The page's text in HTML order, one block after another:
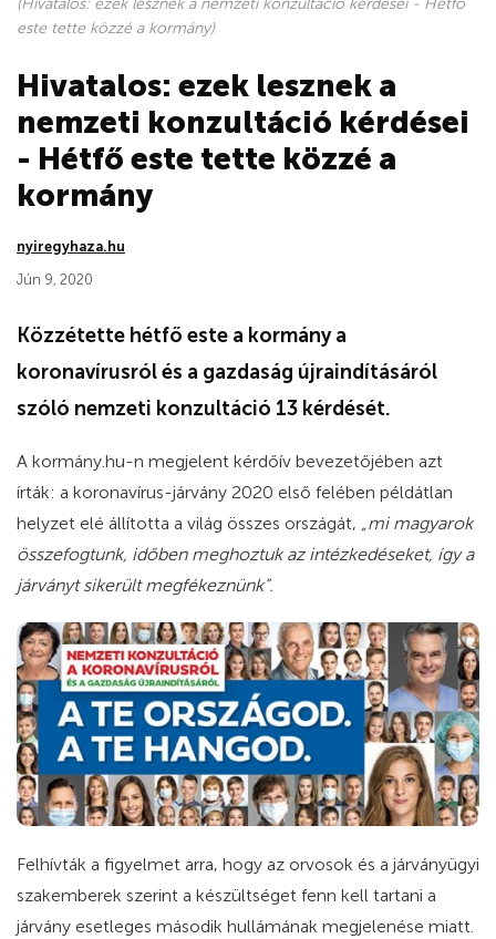
(Hivatalos: ezek lesznek a nemzeti konzultáció kérdései - Hétfő
este tette közzé a kormány)
Hivatalos: ezek lesznek a
nemzeti konzultáció kérdései
- Hétfő este tette közzé a
kormány
nyiregyhaza.hu
Jún 9, 2020
Közzétette hétfő este a kormány a
koronavírusról és a gazdaság újraindításáról
szóló nemzeti konzultáció 13 kérdését.
A kormány.hu-n megjelent kérdőív bevezetőjében azt
írták: a koronavírus-járvány 2020 első felében példátlan
helyzet elé állította a világ összes országát, „mi magyarok
összefogtunk, időben meghoztuk az intézkedéseket, így a
járványt sikerült megfékeznünk”.
Felhívták a figyelmet arra, hogy az orvosok és a járványügyi
szakemberek szerint a készültséget fenn kell tartani a
járvány esetleges második hullámának megjelenése miatt.